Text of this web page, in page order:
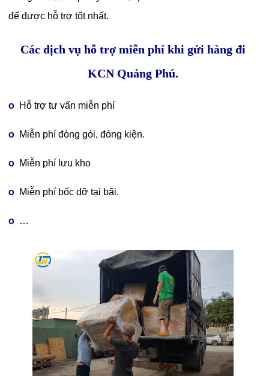
để được hỗ trợ tốt nhất.
Các dịch vụ hỗ trợ miễn phí khi gửi hàng đi
KCN Quảng Phú.
o Hỗ trợ tư vấn miễn phí
o Miễn phí đóng gói, đóng kiện.
o Miễn phí lưu kho
o Miễn phí bốc dỡ tại bãi.
o …